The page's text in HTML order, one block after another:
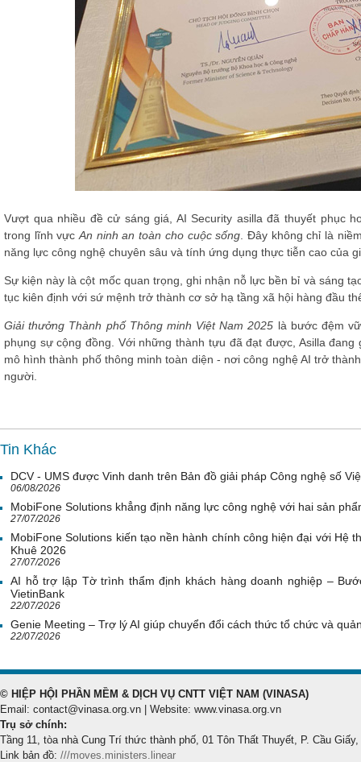
Vượt qua nhiều đề cử sáng giá, AI Security asilla đã thuyết phục
trong lĩnh vựcAn ninh an toàn cho cuộc sống . Đây không chỉ là
năng lực công nghệ chuyên sâu và tính ứng dụng thực tiễn cao của
Sự kiện này là cột mốc quan trọng, ghi nhận nỗ lực bền bỉ và sáng
tục kiên định với sứ mệnh trở thành cơ sở hạ tầng xã hội hàng đầu
Giải thưởng Thành phố Thông minh Việt Nam 2025 là bước đệm
phụng sự cộng đồng. Với những thành tựu đã đạt được, Asilla
mô hình thành phố thông minh toàn diện - nơi công nghệ AI trở
người.
Tin Khác
DCV - UMS được Vinh danh trên Bản đồ giải pháp Công nghệ số
06/08/2026
MobiFone Solutions khẳng định năng lực công nghệ với hai sản
27/07/2026
MobiFone Solutions kiến tạo nền hành chính công hiện đại với Hệ
Khuê 2026
27/07/2026
AI hỗ trợ lập Tờ trình thẩm định khách hàng doanh nghiệp –
VietinBank
22/07/2026
Genie Meeting – Trợ lý AI giúp chuyển đổi cách thức tổ chức và
22/07/2026
© HIỆP HỘI PHẦN MỀM & DỊCH VỤ CNTT VIỆT NAM (VINASA)
Email: contact@vinasa.org.vn | Website: www.vinasa.org.vn
Trụ sở chính:
Tầng 11, tòa nhà Cung Trí thức thành phố, 01 Tôn Thất Thuyết, P. Cầu Giấy,
Link bản đồ: ///moves.ministers.linear